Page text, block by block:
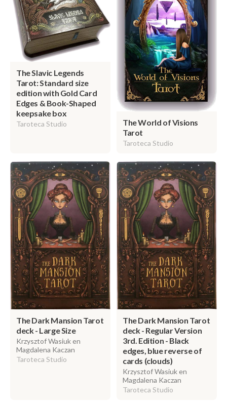
The Slavic Legends
Tarot: Standard size
edition with Gold Card
Edges & Book-Shaped
keepsake box
Taroteca Studio
The World of Visions
Tarot
Taroteca Studio
The Dark Mansion Tarot
deck - Large Size
Krzysztof Wasiuk en
Magdalena Kaczan
Taroteca Studio
The Dark Mansion Tarot
deck - Regular Version
3rd. Edition - Black
edges, blue reverse of
cards (clouds)
Krzysztof Wasiuk en
Magdalena Kaczan
Taroteca Studio